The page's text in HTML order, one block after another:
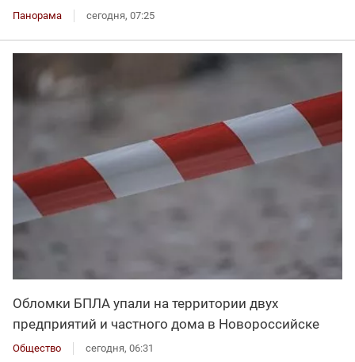
Панорама сегодня, 07:25
Обломки БПЛА упали на территории двух
предприятий и частного дома в Новороссийске
Общество сегодня, 06:31